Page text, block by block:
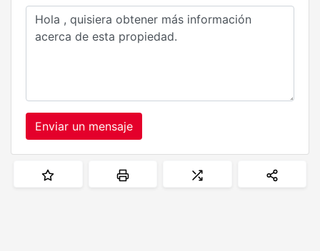
Enviar un mensaje